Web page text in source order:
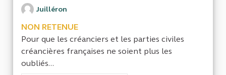
Juilléron
NON RETENUE
Pour que les créanciers et les parties civiles
créancières françaises ne soient plus les
oubliés...